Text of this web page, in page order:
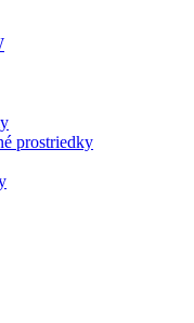
prostriedky